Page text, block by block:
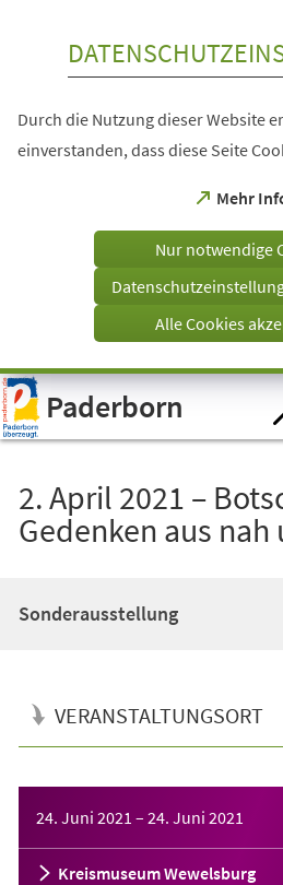
Visuelle
Assistenzsoftware
öffnen.
Durch die Nutzung dieser Website
einverstanden, dass diese Seite
Mehr
(Öffnet
einem
Tab)
Nur notwendige
Alle Cookies
Paderborn
2. April 2021 –
Gedenken aus nah
Sonderausstellung
VERANSTALTUNGSORT
24. Juni 2021 – 24. Juni 2021
Kreismuseum Wewelsburg